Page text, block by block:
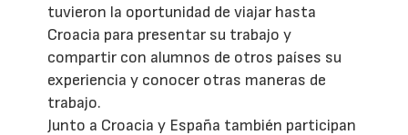
tuvieron la oportunidad de viajar hasta
Croacia para presentar su trabajo y
compartir con alumnos de otros países su
experiencia y conocer otras maneras de
trabajo.
Junto a Croacia y España también participan